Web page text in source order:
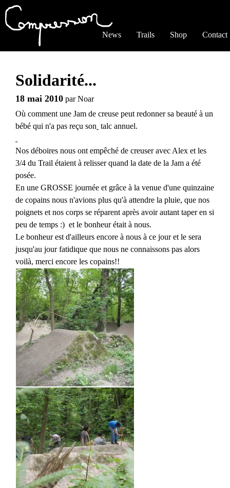
News Trails Shop Contact
Solidarité...
18 mai 2010 parNoar
Où comment une Jam de creuse peut redonner sa beauté à un
bébé qui n'a pas reçu son talc annuel.
Nos déboires nous ont empêché de creuser avec Alex et les
3/4 du Trail étaient à relisser quand la date de la Jam a été
posée.
En une GROSSE journée et grâce à la venue d'une quinzaine
de copains nous n'avions plus qu'à attendre la pluie, que nos
poignets et nos corps se réparent après avoir autant taper en si
peu de temps :) et le bonheur était à nous.
Le bonheur est d'ailleurs encore à nous à ce jour et le sera
jusqu'au jour fatidique que nous ne connaissons pas alors
voilà, merci encore les copains!!